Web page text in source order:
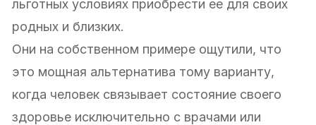
льготных условиях приобрести ее для своих
родных и близких.
Они на собственном примере ощутили, что
это мощная альтернатива тому варианту,
когда человек связывает состояние своего
здоровье исключительно с врачами или